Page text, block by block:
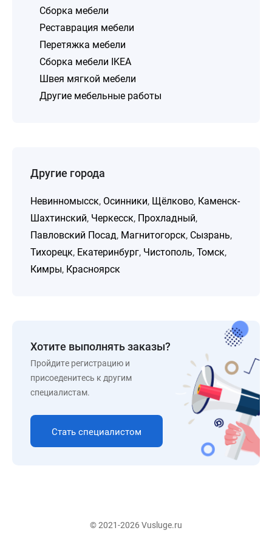
Сборка мебели
Реставрация мебели
Перетяжка мебели
Сборка мебели IKEA
Швея мягкой мебели
Другие мебельные работы
Другие города
Невинномысск, Осинники, Щёлково, Каменск-
Шахтинский, Черкесск, Прохладный,
Павловский Посад, Магнитогорск, Сызрань,
Тихорецк, Екатеринбург, Чистополь, Томск,
Кимры, Красноярск
Хотите выполнять заказы?
Пройдите регистрацию и
присоеденитесь к другим
специалистам.
Стать специалистом
© 2021-2026 Vusluge.ru